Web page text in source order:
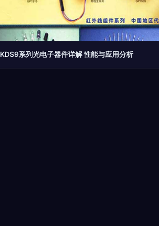
KDS9系列光电子器件详解 性能与应用分析